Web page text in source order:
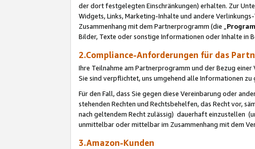
der dort festgelegten Einschränkungen) erhalten. Zur
Widgets, Links, Marketing-Inhalte und andere
Zusammenhang mit dem Partnerprogramm (die „
Bilder, Texte oder sonstige Informationen oder Inhalte in
2.Compliance-Anforderungen für das
Ihre Teilnahme am Partnerprogramm und der Bezug
Sie sind verpflichtet, uns umgehend alle Informationen
Für den Fall, dass Sie gegen diese Vereinbarung oder
stehenden Rechten und Rechtsbehelfen, das Recht vor,
nach geltendem Recht zulässig) dauerhaft einzustellen
unmittelbar oder mittelbar im Zusammenhang mit dem
3.Amazon-Kunden